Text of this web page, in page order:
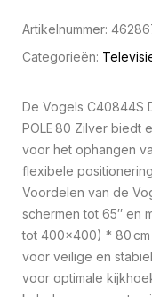
Artikelnummer:
Categorieën:
De Vogels C40844S
POLE 80 Zilver biedt
voor het ophangen
flexibele
Voordelen van de
schermen tot 65″ en
tot 400×400) * 80
voor veilige en
voor optimale